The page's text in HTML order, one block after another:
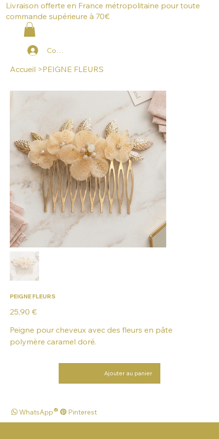
Livraison offerte en France métropolitaine pour toute
commande supérieure à 70€
Connexion
Accueil >PEIGNE FLEURS
PEIGNE FLEURS
Prix
25,90 €
Peigne pour cheveux avec des fleurs en pâte
polymère caramel doré.
Ajouter au panier
WhatsApp Pinterest